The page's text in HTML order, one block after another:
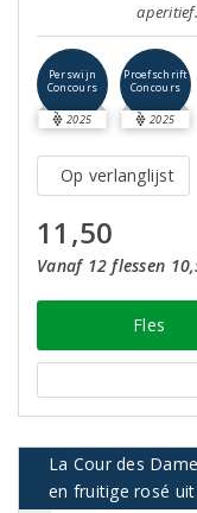
Perswijn
Concours
2025
Proefschrift
Concours
2025
Op verlanglijst
11,50
Vanaf 12 flessen
Fles
La Cour des
en fruitige rosé